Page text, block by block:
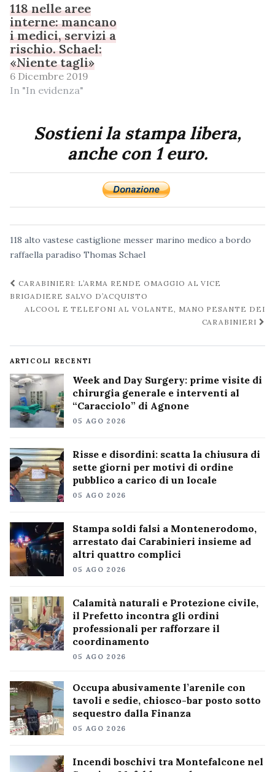
118 nelle aree
interne: mancano
i medici, servizi a
rischio. Schael:
«Niente tagli»
6 Dicembre 2019
In "In evidenza"
Sostieni la stampa libera,
anche con 1 euro.
118 alto vastese castiglione messer marino medico a bordo
raffaella paradiso Thomas Schael
Navigazione
post
CARABINIERI: L’ARMA RENDE OMAGGIO AL VICE
BRIGADIERE SALVO D’ACQUISTO
ALCOOL E TELEFONI AL VOLANTE, MANO PESANTE DEI
CARABINIERI
ARTICOLI RECENTI
Week and Day Surgery: prime visite di
chirurgia generale e interventi al
“Caracciolo” di Agnone
05 AGO 2026
Risse e disordini: scatta la chiusura di
sette giorni per motivi di ordine
pubblico a carico di un locale
05 AGO 2026
Stampa soldi falsi a Montenerodomo,
arrestato dai Carabinieri insieme ad
altri quattro complici
05 AGO 2026
Calamità naturali e Protezione civile,
il Prefetto incontra gli ordini
professionali per rafforzare il
coordinamento
05 AGO 2026
Occupa abusivamente l’arenile con
tavoli e sedie, chiosco-bar posto sotto
sequestro dalla Finanza
05 AGO 2026
Incendi boschivi tra Montefalcone nel